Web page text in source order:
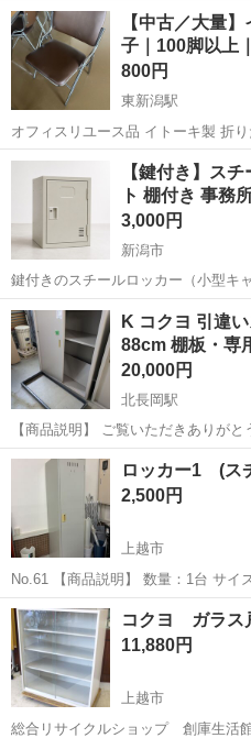
新潟 妙高市 新井駅 オフ
【中古／大量
子｜100脚以上
800円
東新潟駅
オフィスリユース品 イトーキ製 折
す。 会議室・研修・イベント・町内会・自治会・飲食店の予備椅子な
ど、 業務用途で使用されていた丈夫な椅子
品のため、座面・背もた...
新潟 東新潟駅
【鍵付き】ス
ト 棚付き 事務
3,000円
新潟市
鍵付きのスチールロッカー（小型キャビネッ
ージ、倉庫、ご自宅での工具・書類
です。 特徴 ・鍵付き（施錠できます） ・棚板付き ・丈夫なスチール
製 ・コンパクトサイズで...
新潟 新潟市 オフィス用家具
K コクヨ 引違
88cm 棚板・専
20,000円
北長岡駅
【商品説明】 ご覧いただきありが
ル引違い書庫です。 A４ファイルや
ています。 直接引き取りにてお取引をお
新潟 長岡市
ロッカー1 (ス
2,500円
上越市
No.61 【商品説明】 数量：1台 サイズ：455W×515D×1800H 注意：使
用に伴った傷・剥がれ等が多少ある
の上ご購入下さい。 【
新潟 上越市 オフィス用家具
コクヨ ガラス
11,880円
上越市
総合リサイクルショップ 創庫生活館 上越店で